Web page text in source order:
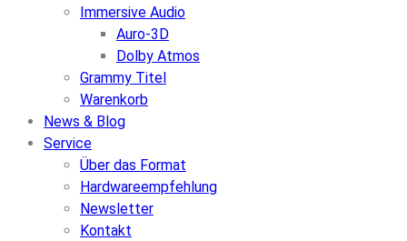
Immersive Audio
Auro-3D
Dolby Atmos
Grammy Titel
Warenkorb
News & Blog
Service
Über das Format
Hardwareempfehlung
Newsletter
Kontakt